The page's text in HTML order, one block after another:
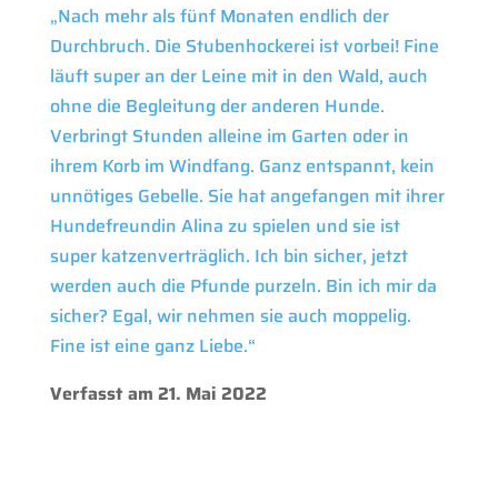
„Nach mehr als fünf Monaten endlich der
Durchbruch. Die Stubenhockerei ist vorbei! Fine
läuft super an der Leine mit in den Wald, auch
ohne die Begleitung der anderen Hunde.
Verbringt Stunden alleine im Garten oder in
ihrem Korb im Windfang. Ganz entspannt, kein
unnötiges Gebelle. Sie hat angefangen mit ihrer
Hundefreundin Alina zu spielen und sie ist
super katzenverträglich. Ich bin sicher, jetzt
werden auch die Pfunde purzeln. Bin ich mir da
sicher? Egal, wir nehmen sie auch moppelig.
Fine ist eine ganz Liebe.“
Verfasst am 21. Mai 2022